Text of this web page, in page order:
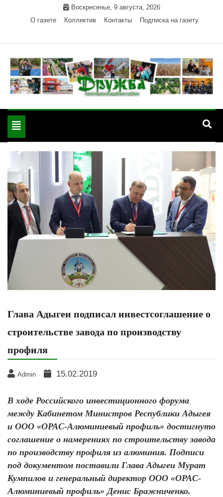
Воскресенье, 9 августа, 2026
О газете
Коллектив Контакты Подписка на газету
"Дружба" — газета
района РА
Красногвардейского района Республики Адыгея
Toggle
navigation
Глава Адыгеи подписал инвестсоглашение о
строительстве завода по производству
профиля
Admin 15.02.2019
В ходе Российского инвестиционного форума
между Кабинетом Министров Республики Адыгея
и ООО «ОРАС-Алюминиевый профиль» достигнуто
соглашение о намерениях по строительству завода
по производству профиля из алюминия. Подписи
под документом поставили Глава Адыгеи Мурат
Кумпилов и генеральный директор ООО «ОРАС-
Алюминиевый профиль» Денис Бражниченко.